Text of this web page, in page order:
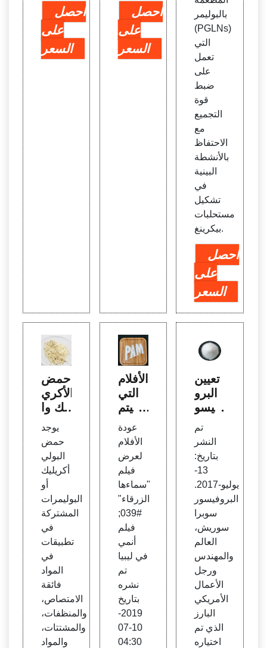
احصل
على
السعر
احصل
على
السعر
بالبوليمر
(PGLNs)
التي
تعمل
على
ضبط
قوة
التجميع
مع
الاحتفاظ
بالأنشطة
البينية
في
تشكيل
مستحلبات
بيكرينغ.
احصل
على
السعر
حمض
الأكري
ليك وا
ت الأ
كريلي
ت وال
بوليمر
ات -
مادة
كيميا
ئية
يوجد
حمض
البولي
أكريليك
أو
البوليمرات
المشتركة
في
تطبيقات
في
المواد
فائقة
الامتصاص،
والمنظفات،
والمشتتات،
والمواد
الأفلام
التي
سيتم
ا مرة
أخرى
'Her
Blue
Sky'
فيلم ا
لأنمي
في لي
بيا
عودة
الأفلام
لعرض
فيلم
"سماءها
الزرقاء"
#039;
فيلم
أنمي
في ليبيا
تم
نشره
بتاريخ
2019-
10-07
04:30
تعيين
البرو
فيسو
را سو
ريش
رئيسًا
لجامع
U ليب
يا
تم
النشر
بتاريخ:
13-
يوليو-2017.
البروفيسور
سوبرا
سوريش،
العالم
والمهندس
ورجل
الأعمال
الأمريكي
البارز
الذي تم
اختياره